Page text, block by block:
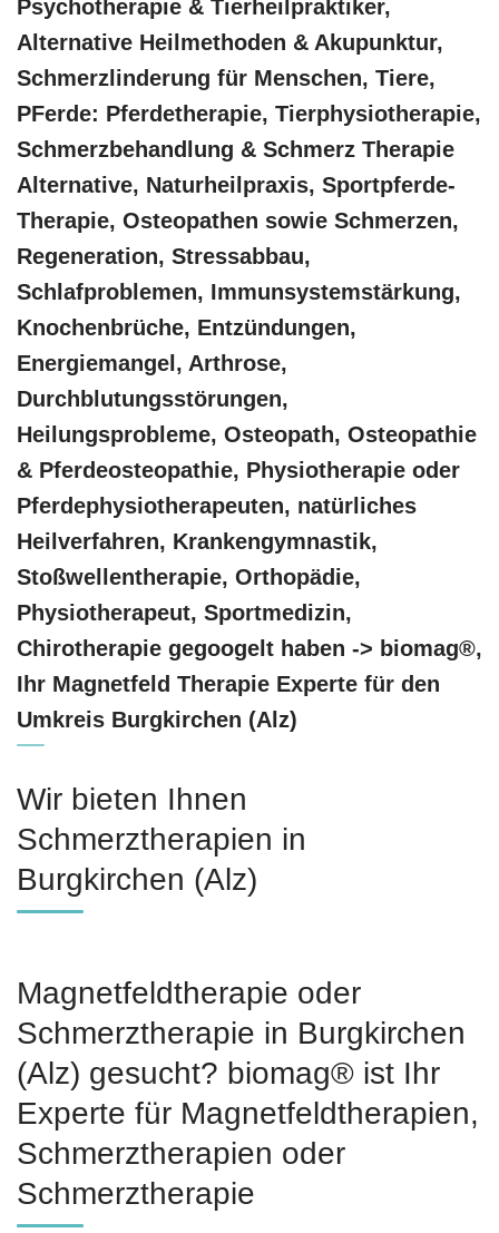
‎Psychotherapie & ‎Tierheilpraktiker,
Alternative Heilmethoden & Akupunktur,
Schmerzlinderung für Menschen, Tiere,
PFerde: Pferdetherapie, Tierphysiotherapie,
Schmerzbehandlung & Schmerz Therapie
Alternative, Naturheilpraxis, Sportpferde-
Therapie, Osteopathen sowie Schmerzen,
Regeneration, Stressabbau,
Schlafproblemen, Immunsystemstärkung,
Knochenbrüche, Entzündungen,
Energiemangel, Arthrose,
Durchblutungsstörungen,
Heilungsprobleme, Osteopath, Osteopathie
& Pferdeosteopathie, Physiotherapie oder
Pferdephysiotherapeuten, natürliches
Heilverfahren, Krankengymnastik,
Stoßwellentherapie, Orthopädie,
Physiotherapeut, Sportmedizin,
Chirotherapie gegoogelt haben -> biomag®,
Ihr Magnetfeld Therapie Experte für den
Umkreis Burgkirchen (Alz)
Wir bieten Ihnen
Schmerztherapien in
Burgkirchen (Alz)
Magnetfeldtherapie oder
Schmerztherapie in Burgkirchen
(Alz) gesucht? biomag® ist Ihr
Experte für Magnetfeldtherapien,
Schmerztherapien oder
Schmerztherapie